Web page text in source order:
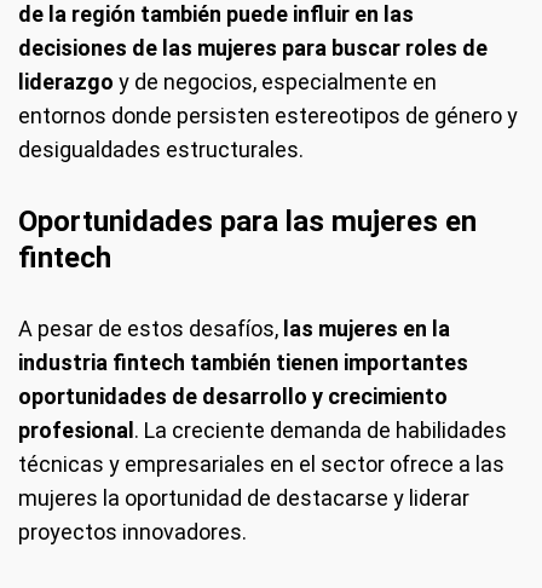
de la región también puede influir en las
decisiones de las mujeres para buscar roles de
liderazgo y de negocios, especialmente en
entornos donde persisten estereotipos de género y
desigualdades estructurales.
Oportunidades para las mujeres en
fintech
A pesar de estos desafíos, las mujeres en la
industria fintech también tienen importantes
oportunidades de desarrollo y crecimiento
profesional . La creciente demanda de habilidades
técnicas y empresariales en el sector ofrece a las
mujeres la oportunidad de destacarse y liderar
proyectos innovadores.